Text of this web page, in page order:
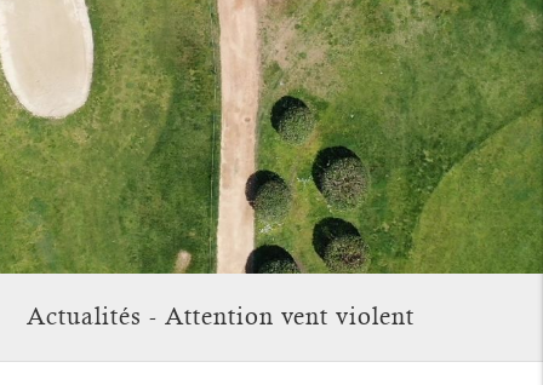
Actualités - Attention vent violent